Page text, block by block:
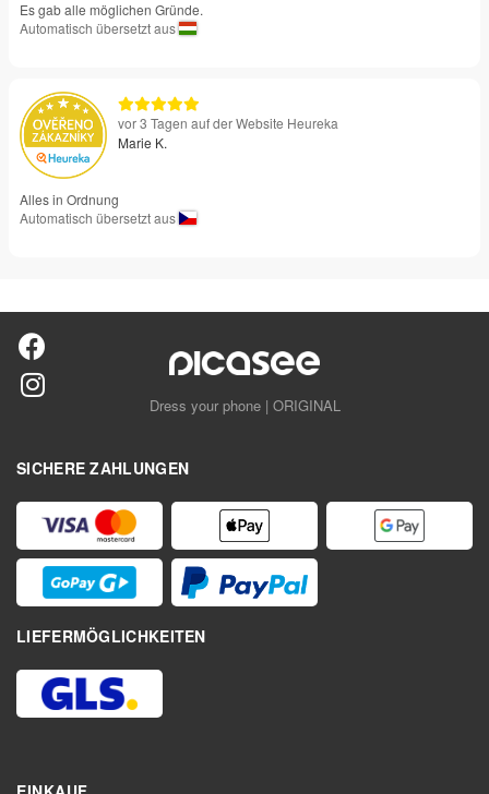
Es gab alle möglichen Gründe.
Automatisch übersetzt aus
vor 3 Tagen auf der Website Heureka
Marie K.
Alles in Ordnung
Automatisch übersetzt aus
Dress your phone | ORIGINAL
SICHERE ZAHLUNGEN
LIEFERMÖGLICHKEITEN